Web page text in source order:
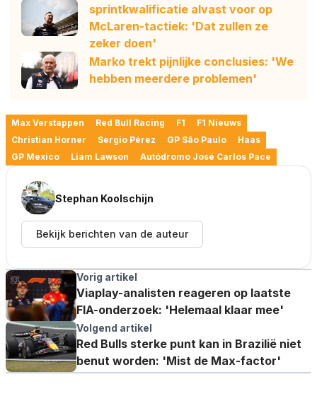
sprintkwalificatie alvast voor op
McLaren-tactiek: 'Dat zullen ze
zeker doen'
Marko trekt pijnlijke conclusies: 'We
hebben meerdere problemen'
Max Verstappen Red Bull Racing F1
F1 Nieuws
Christian Horner
Sergio Pérez GP São Paulo
Haas
GP Mexico
Liam Lawson Autódromo José Carlos Pace
Stephan Koolschijn
Bekijk berichten van de auteur
Vorig artikel
Viaplay-analisten reageren op laatste
FIA-onderzoek: 'Helemaal klaar mee'
Volgend artikel
Red Bulls sterke punt kan in Brazilië niet
benut worden: 'Mist de Max-factor'